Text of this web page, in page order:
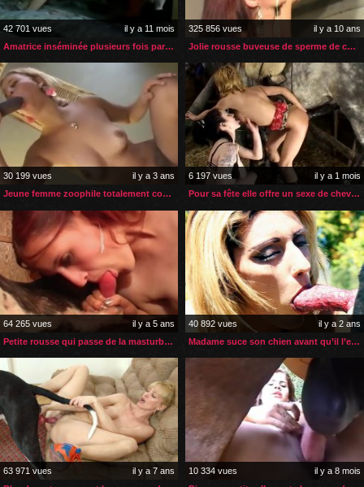
42 701 vues
il y a 11 mois
Amatrice inséminée plusieurs fois par son labrador
325 856 vues
il y a 10 ans
Jolie rousse buveuse de sperme de cheval
30 199 vues
il y a 3 ans
Jeune femme zoophile totalement comblée par son cheval
6 197 vues
il y a 1 mois
Pour sa fête elle offre un sexe de cheval à sa belle-mère
64 265 vues
il y a 5 ans
Petite rousse qui passe de la masturbation à la zoophilie
40 892 vues
il y a 2 ans
Madame suce son chien avant qu’il l’encule en levrette
63 971 vues
il y a 7 ans
10 334 vues
il y a 8 mois